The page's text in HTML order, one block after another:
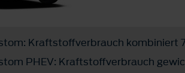
Kraftstoffverbrauch kombiniert
PHEV: Kraftstoffverbrauch